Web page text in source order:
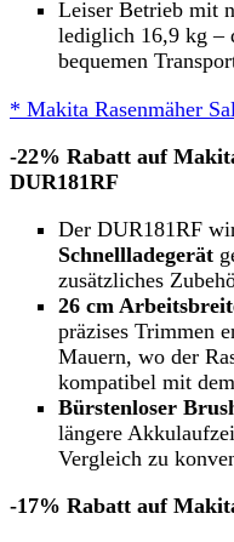
Leiser Betrieb mit
lediglich 16,9 kg –
bequemen
* Makita Rasenmäher
-22% Rabatt auf
DUR181RF
Der DUR181RF
Schnellladegerät
zusätzliches
26 cm
präzises Trimmen
Mauern, wo der
kompatibel mit
Bürstenloser
längere
Vergleich zu
-17% Rabatt auf